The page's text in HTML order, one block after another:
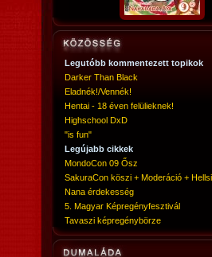
Legutóbb kommentezett topikok
Darker Than Black
Eladnék!/Vennék!
Hentai - 18 éven felülieknek!
Highschool DxD
"is fun"
Legújabb cikkek
MondoCon 09 Ősz
SakuraCon köszi + Moderáció +
Nana érdekesség
5. Magyar Képregényfesztivál
Tavaszi képregénybörze